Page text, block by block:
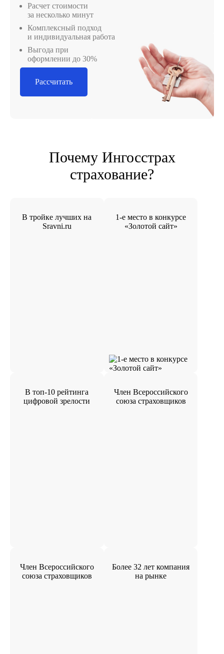
Расчет стоимости
за несколько минут
Комплексный подход
и индивидуальная работа
Выгода при
оформлении до 30%
Рассчитать
Почему Ингосстрах
страхование?
В тройке лучших на
Sravni.ru
1-е место в конкурсе
«Золотой сайт»
В топ-10 рейтинга
цифровой зрелости
Член Всероссийского
союза страховщиков
Член Всероссийского
союза страховщиков
Более 32 лет компания
на рынке